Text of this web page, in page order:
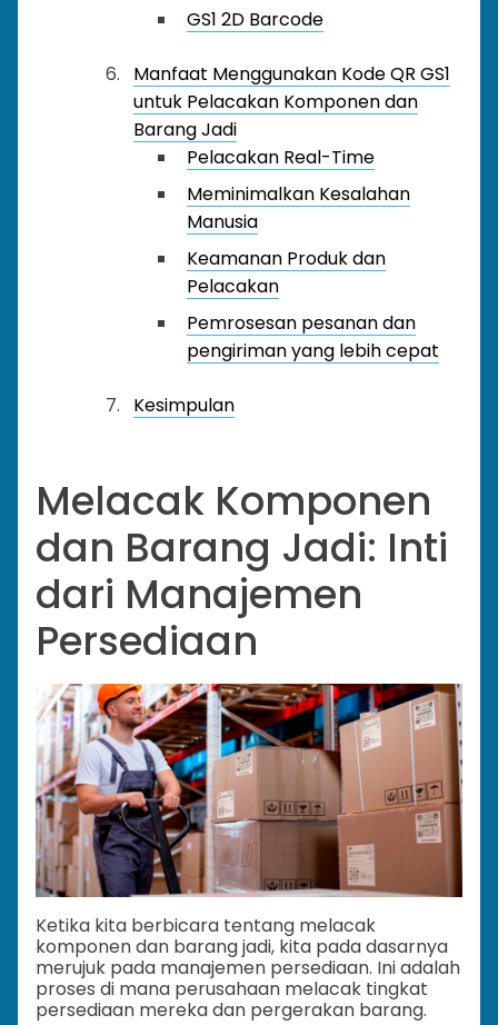
GS1 2D Barcode
Manfaat Menggunakan Kode QR GS1
untuk Pelacakan Komponen dan
Barang Jadi
Pelacakan Real-Time
Meminimalkan Kesalahan
Manusia
Keamanan Produk dan
Pelacakan
Pemrosesan pesanan dan
pengiriman yang lebih cepat
Kesimpulan
Melacak Komponen
dan Barang Jadi: Inti
dari Manajemen
Persediaan
Ketika kita berbicara tentang melacak
komponen dan barang jadi, kita pada dasarnya
merujuk pada manajemen persediaan. Ini adalah
proses di mana perusahaan melacak tingkat
persediaan mereka dan pergerakan barang.